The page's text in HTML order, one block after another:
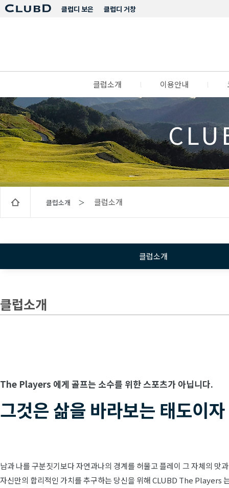
클럽디 거창
클럽디 보은
클럽소개 이용안내
클럽소개 ＞ 클럽소개
클럽소개
클럽소개
The Players 에게 골프는 소수를 위한 스포츠가 아닙니다.
그것은 삶을 바라보는 태도이
남과 나를 구분짓기보다 자연과나의 경계를 허물고 플레이 그 자체의 맛
자신만의 합리적인 가치를 추구하는 당신을 위해 CLUBD The Players